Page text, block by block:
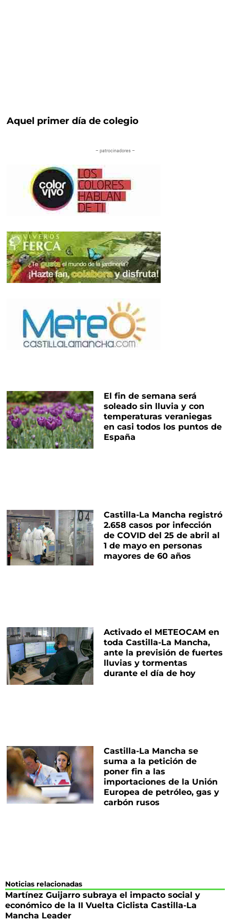
Aquel primer día de colegio
– patrocinadores –
El fin de semana será
soleado sin lluvia y con
temperaturas veraniegas
en casi todos los puntos de
España
Castilla-La Mancha registró
2.658 casos por infección
de COVID del 25 de abril al
1 de mayo en personas
mayores de 60 años
Activado el METEOCAM en
toda Castilla-La Mancha,
ante la previsión de fuertes
lluvias y tormentas
durante el día de hoy
Castilla-La Mancha se
suma a la petición de
poner fin a las
importaciones de la Unión
Europea de petróleo, gas y
carbón rusos
Noticias relacionadas
Martínez Guijarro subraya el impacto social y
económico de la II Vuelta Ciclista Castilla-La
Mancha Leader